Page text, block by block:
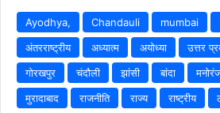
Ayodhya, Chandauli mumbai
अंतरराष्ट्रीय
अध्यात्म अयोध्या उत्तर
गोरखपुर
चंदौली झांसी बांदा
मुरादाबाद
राजनीति राज्य राष्ट्रीय